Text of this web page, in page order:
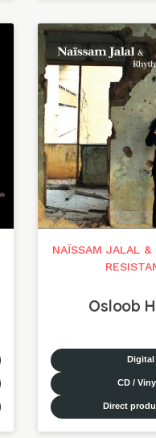
NAÏSSAM JALAL &
Osloob
Digital
CD /
Direct